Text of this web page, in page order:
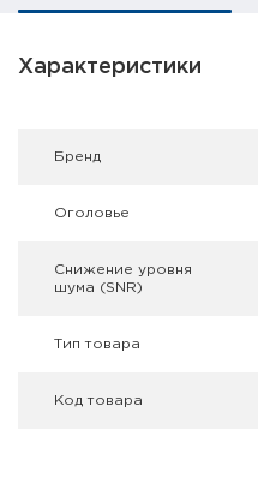
Оружейные шкафы
Чехлы и кейсы
Релоадинг
Характеристики
Брeнд
Оголовье
Снижение уровня
шума (SNR)
Тип товара
Код товара